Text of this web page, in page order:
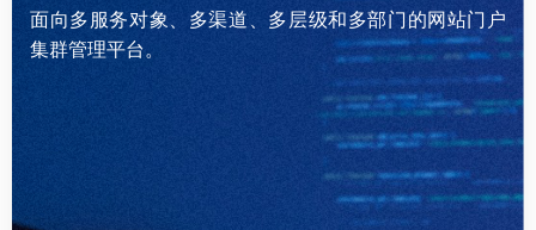
面向多服务对象、多渠道、多层级和多部门的网站门户
集群管理平台。